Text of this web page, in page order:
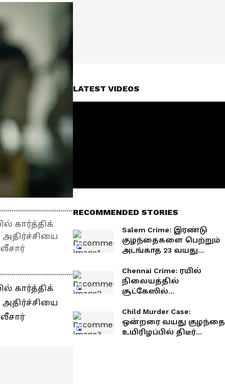
கார்த்திக்
கார்த்திக்
LATEST VIDEOS
RECOMMENDED STORIES
Salem Crime: இரண்டு
குழந்தைகளை பெற்றும்
அடங்காத 23 வயது
நடந்தது என்ன?
Chennai Crime: ரயில்
நிலையத்தில்
சூட்கேஸில்
கணவனை துண்டு
துண்டாக வெட்டி
கொன்றது ஏன்? சிக்கிய
Child Murder Case:
ஒன்றரை வயது குழந்தை
உயிரிழப்பில் திடீர்